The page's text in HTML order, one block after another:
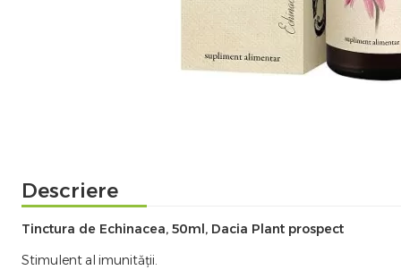
Descriere
Tinctura de Echinacea, 50ml, Dacia Plant prospect
Stimulent al imunității.